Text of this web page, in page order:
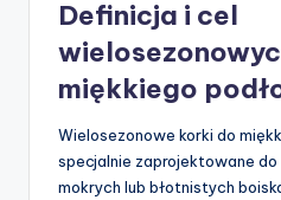
Definicja i cel
miękkiego
Wielosezonowe korki do
specjalnie zaprojektowane do
mokrych lub błotnistych